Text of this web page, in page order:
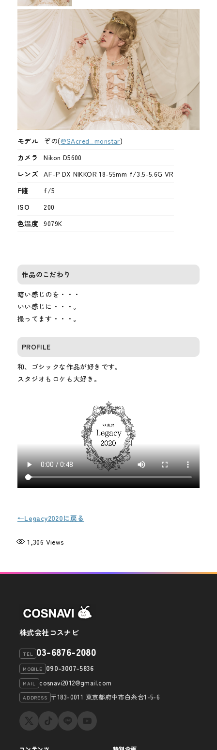
モデル ぞの(@SAcred_monstar)
カメラ
Nikon D5600
レンズ AF-P DX NIKKOR 18-55mm f/3.5-5.6G VR
F値
f/5
ISO
200
色温度 9079K
作品のこだわり
暗い感じのを・・・
いい感じに・・・。
撮ってます・・・。
PROFILE
和、ゴシックな作品が好きです。
スタジオもロケも大好き。
←Legacy2020に戻る
1,306 Views
株式会社コスナビ
TEL 03-6876-2080
MOBILE 090-3007-5836
MAIL cosnavi2012@gmail.com
ADDRESS 〒183-0011 東京都府中市白糸台1-5-6